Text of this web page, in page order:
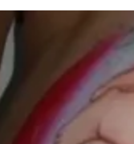
Reginalice
Jardim Silveira
Osasco
Parque dos
Parque Viana Pirapora
Vila Boa VistaVila
Nossa Sra. da